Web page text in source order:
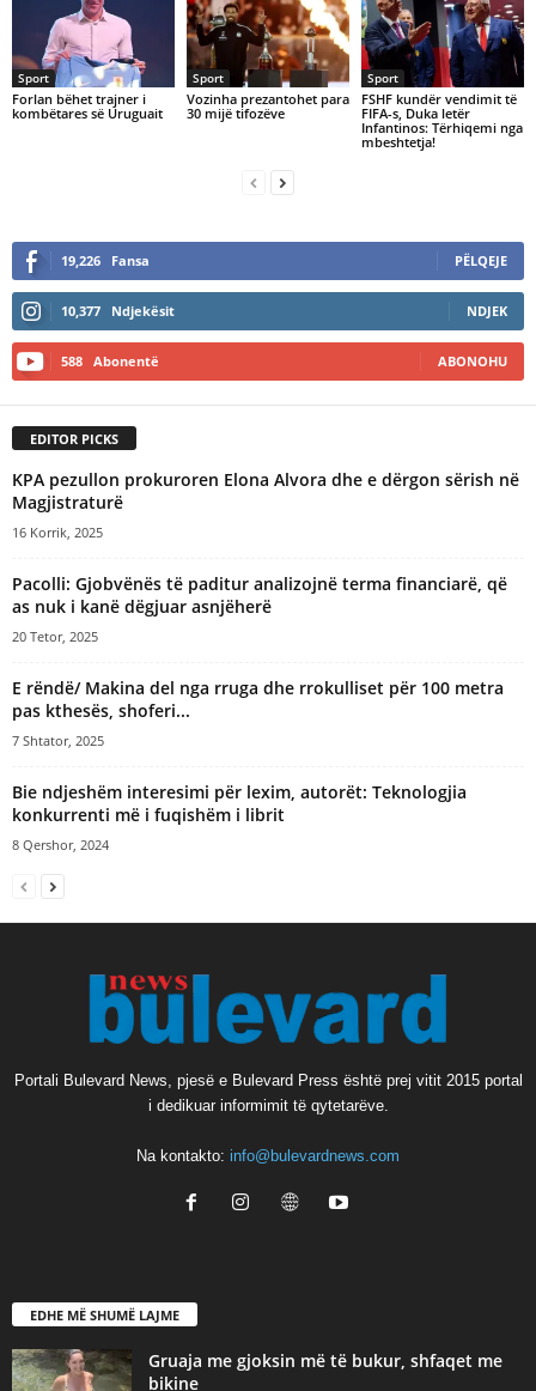
Sport
Forlan bëhet trajner i
kombëtares së Uruguait
Sport
Vozinha prezantohet para
30 mijë tifozëve
Sport
FSHF kundër vendimit të
FIFA-s, Duka letër
Infantinos: Tërhiqemi nga
mbeshtetja!
19,226 Fansa PËLQEJE
10,377 Ndjekësit NDJEK
588 Abonentë ABONOHU
EDITOR PICKS
KPA pezullon prokuroren Elona Alvora dhe e dërgon sërish në
Magjistraturë
16 Korrik, 2025
Pacolli: Gjobvënës të paditur analizojnë terma financiarë, që
as nuk i kanë dëgjuar asnjëherë
20 Tetor, 2025
E rëndë/ Makina del nga rruga dhe rrokulliset për 100 metra
pas kthesës, shoferi...
7 Shtator, 2025
​Bie ndjeshëm interesimi për lexim, autorët: Teknologjia
konkurrenti më i fuqishëm i librit
8 Qershor, 2024
Portali Bulevard News, pjesë e Bulevard Press është prej vitit 2015 portal
i dedikuar informimit të qytetarëve.
Na kontakto: info@bulevardnews.com
EDHE MË SHUMË LAJME
Gruaja me gjoksin më të bukur, shfaqet me
bikine